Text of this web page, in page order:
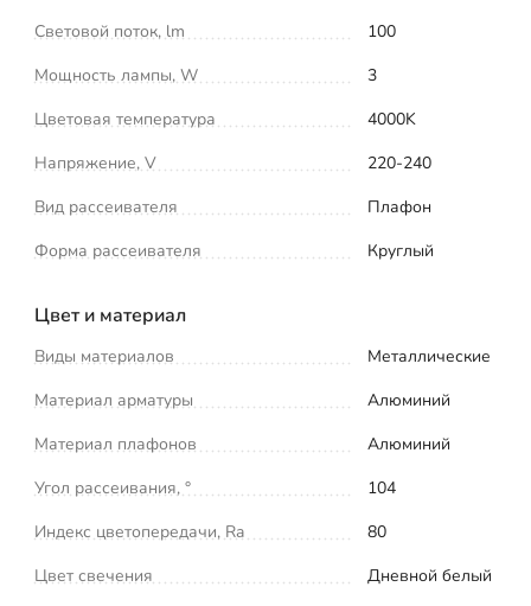
Световой поток, lm
100
Мощность лампы, W
3
Цветовая температура
4000K
Напряжение, V
220-240
Вид рассеивателя
Плафон
Форма рассеивателя
Круглый
Цвет и материал
Виды материалов
Металлические
Материал арматуры
Алюминий
Материал плафонов
Алюминий
Угол рассеивания, °
104
Индекс цветопередачи, Ra
80
Цвет свечения
Дневной белый